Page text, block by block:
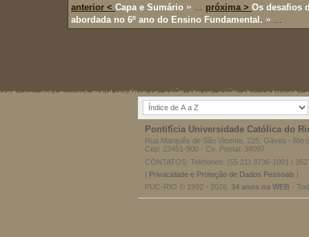
anterior < Capa e Sumário » ... próxima > Os desafios
abordada no 6º ano do Ensino Fundamental. » ...